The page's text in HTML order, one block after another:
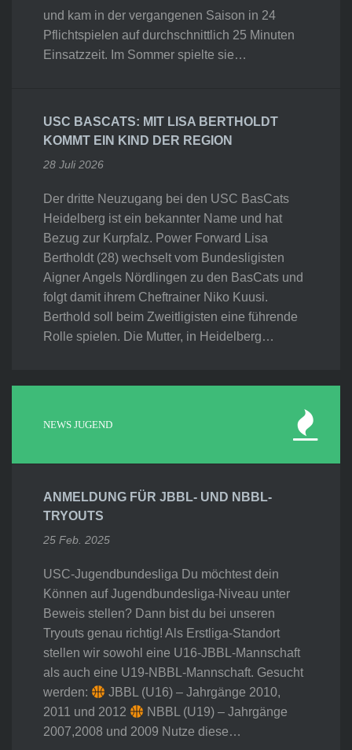
und kam in der vergangenen Saison in 24
Pflichtspielen auf durchschnittlich 25 Minuten
Einsatzzeit. Im Sommer spielte sie…
USC BASCATS: MIT LISA BERTHOLDT
KOMMT EIN KIND DER REGION
28 Juli 2026
Der dritte Neuzugang bei den USC BasCats
Heidelberg ist ein bekannter Name und hat
Bezug zur Kurpfalz. Power Forward Lisa
Bertholdt (28) wechselt vom Bundesligisten
Aigner Angels Nördlingen zu den BasCats und
folgt damit ihrem Cheftrainer Niko Kuusi.
Berthold soll beim Zweitligisten eine führende
Rolle spielen. Die Mutter, in Heidelberg…
NEWS JUGEND
ANMELDUNG FÜR JBBL- UND NBBL-
TRYOUTS
25 Feb. 2025
USC-Jugendbundesliga Du möchtest dein
Können auf Jugendbundesliga-Niveau unter
Beweis stellen? Dann bist du bei unseren
Tryouts genau richtig! Als Erstliga-Standort
stellen wir sowohl eine U16-JBBL-Mannschaft
als auch eine U19-NBBL-Mannschaft. Gesucht
werden:
JBBL (U16) – Jahrgänge 2010,
2011 und 2012
NBBL (U19) – Jahrgänge
2007,2008 und 2009 Nutze diese…